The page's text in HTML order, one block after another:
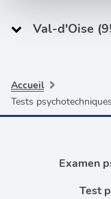
partageons
ou qu'ils ont
services.
Val-d'Oise
Accueil
Tests
Examen
Test